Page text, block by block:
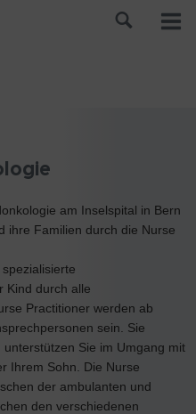
am Inselspital in Bern
ihre Familien durch die Nurse
Kind durch alle
Practitioner werden ab
sein. Sie
Sie im Umgang mit
Ihrem Sohn. Die Nurse
der ambulanten und
den verschiedenen